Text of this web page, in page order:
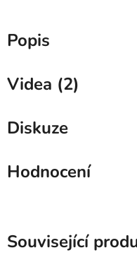
Popis
Videa (2)
Diskuze
Hodnocení
Související